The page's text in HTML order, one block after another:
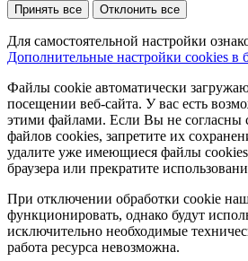
Принять все Отклонить все
Для самостоятельной настройки
Дополнительные настройки cookies в
Файлы cookie автоматически
посещении веб-сайта. У вас есть
этими файлами. Если Вы не согласны
файлов cookies, запретите их
удалите уже имеющиеся файлы cookies
браузера или прекратите
При отключении обработки cookie
функционировать, однако будут
исключительно необходимые
работа ресурса невозможна.